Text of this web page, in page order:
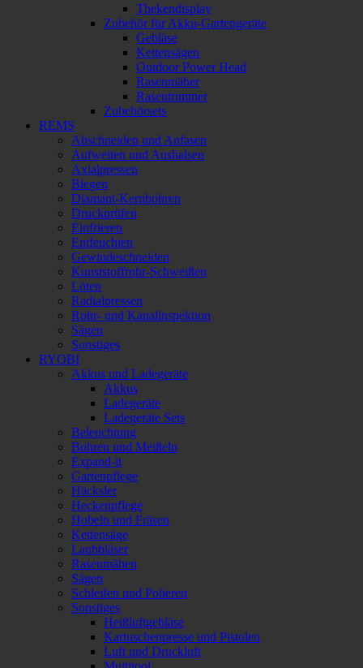
Thekendisplay
Zubehör für Akku-Gartengeräte
Gebläse
Kettensägen
Outdoor Power Head
Rasenmäher
Rasentrimmer
Zubehörsets
REMS
Abschneiden und Anfasen
Aufweiten und Aushalsen
Axialpressen
Biegen
Diamant-Kernbohren
Druckprüfen
Einfrieren
Entfeuchten
Gewindeschneiden
Kunststoffrohr-Schweißen
Löten
Radialpressen
Rohr- und Kanalinspektion
Sägen
Sonstiges
RYOBI
Akkus und Ladegeräte
Akkus
Ladegeräte
Ladegeräte Sets
Beleuchtung
Bohren und Meißeln
Expand-it
Gartenpflege
Häcksler
Heckenpflege
Hobeln und Fräsen
Kettensäge
Laubbläser
Rasenmähen
Sägen
Schleifen und Polieren
Sonstiges
Heißluftgebläse
Kartuschenpresse und Pistolen
Luft und Druckluft